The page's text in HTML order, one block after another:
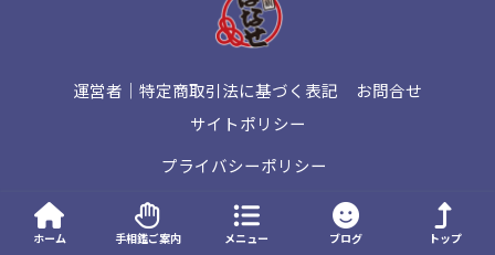
運営者｜特定商取引法に基づく表記
お問合せ
サイトポリシー
プライバシーポリシー
© 2026 手相観ぱなせ All rights reserved.
ホーム 手相鑑ご案内 メニュー ブログ トップ